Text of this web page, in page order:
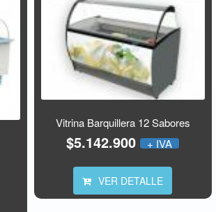
Vitrina Barquillera 12 Sabores
$5.142.900 + IVA
VER DETALLE